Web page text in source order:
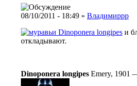
08/10/2011 - 18:49 » Владимиррр
Dinoponera longipes и
откладывают.
Dinoponera longipes Emery, 1901